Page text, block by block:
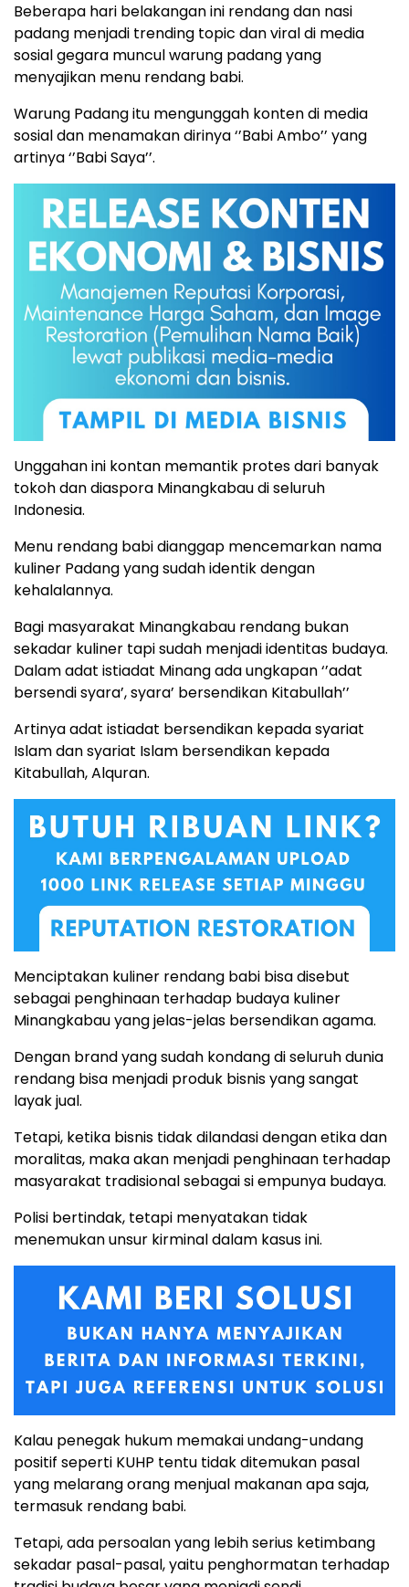
Beberapa hari belakangan ini rendang dan nasi
padang menjadi trending topic dan viral di media
sosial gegara muncul warung padang yang
menyajikan menu rendang babi.
Warung Padang itu mengunggah konten di media
sosial dan menamakan dirinya ‘’Babi Ambo’’ yang
artinya ‘’Babi Saya’’.
Unggahan ini kontan memantik protes dari banyak
tokoh dan diaspora Minangkabau di seluruh
Indonesia.
Menu rendang babi dianggap mencemarkan nama
kuliner Padang yang sudah identik dengan
kehalalannya.
Bagi masyarakat Minangkabau rendang bukan
sekadar kuliner tapi sudah menjadi identitas budaya.
Dalam adat istiadat Minang ada ungkapan ‘’adat
bersendi syara’, syara’ bersendikan Kitabullah’’
Artinya adat istiadat bersendikan kepada syariat
Islam dan syariat Islam bersendikan kepada
Kitabullah, Alquran.
Menciptakan kuliner rendang babi bisa disebut
sebagai penghinaan terhadap budaya kuliner
Minangkabau yang jelas-jelas bersendikan agama.
Dengan brand yang sudah kondang di seluruh dunia
rendang bisa menjadi produk bisnis yang sangat
layak jual.
Tetapi, ketika bisnis tidak dilandasi dengan etika dan
moralitas, maka akan menjadi penghinaan terhadap
masyarakat tradisional sebagai si empunya budaya.
Polisi bertindak, tetapi menyatakan tidak
menemukan unsur kirminal dalam kasus ini.
Kalau penegak hukum memakai undang-undang
positif seperti KUHP tentu tidak ditemukan pasal
yang melarang orang menjual makanan apa saja,
termasuk rendang babi.
Tetapi, ada persoalan yang lebih serius ketimbang
sekadar pasal-pasal, yaitu penghormatan terhadap